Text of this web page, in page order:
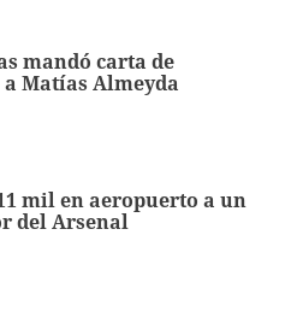
mandó carta de
Matías Almeyda
mil en aeropuerto a un
del Arsenal